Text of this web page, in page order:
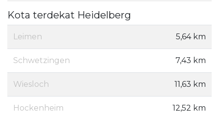
Kota terdekat Heidelberg
Leimen 5,64 km
Schwetzingen 7,43 km
Wiesloch 11,63 km
Hockenheim 12,52 km